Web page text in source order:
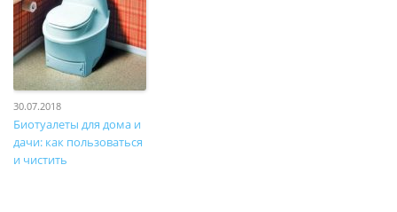
30.07.2018
Биотуалеты для дома и
дачи: как пользоваться
и чистить